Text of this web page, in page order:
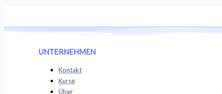
UNTERNEHMEN
Kontakt
Kurse
Über